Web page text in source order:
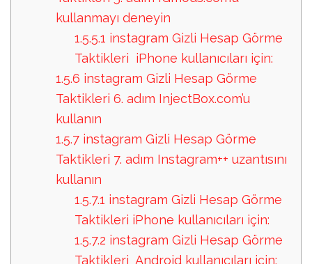
kullanmayı deneyin
1.5.5.1 instagram Gizli Hesap Görme
Taktikleri iPhone kullanıcıları için:
1.5.6 instagram Gizli Hesap Görme
Taktikleri 6. adım InjectBox.com’u
kullanın
1.5.7 instagram Gizli Hesap Görme
Taktikleri 7. adım Instagram++ uzantısını
kullanın
1.5.7.1 instagram Gizli Hesap Görme
Taktikleri iPhone kullanıcıları için:
1.5.7.2 instagram Gizli Hesap Görme
Taktikleri Android kullanıcıları için: